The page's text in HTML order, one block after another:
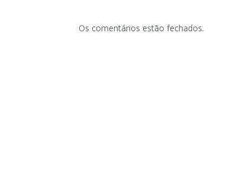
Os comentários estão fechados.